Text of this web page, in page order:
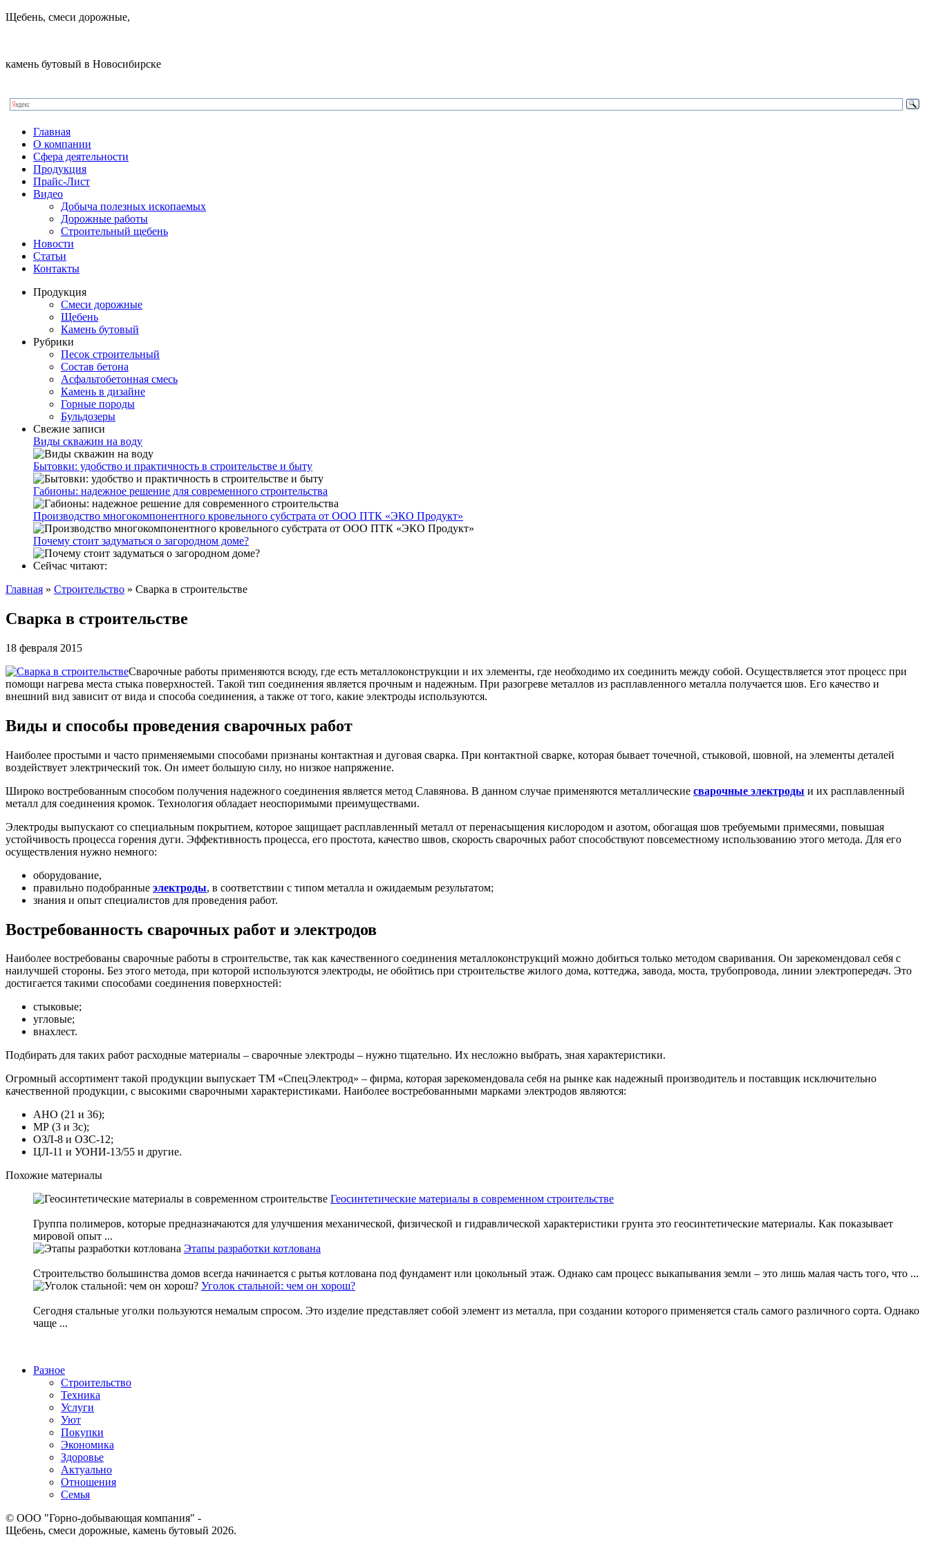
Щебень, смеси дорожные,
камень бутовый в Новосибирске
Главная
О компании
Сфера деятельности
Продукция
Прайс-Лист
Видео
Добыча полезных ископаемых
Дорожные работы
Строительный щебень
Новости
Статьи
Контакты
Продукция
Смеси дорожные
Щебень
Камень бутовый
Рубрики
Песок строительный
Состав бетона
Асфальтобетонная смесь
Камень в дизайне
Горные породы
Бульдозеры
Свежие записи
Виды скважин на воду
Бытовки: удобство и практичность в строительстве и быту
Габионы: надежное решение для современного строительства
Производство многокомпонентного кровельного субстрата от ООО ПТК «ЭКО Продукт»
Почему стоит задуматься о загородном доме?
Сейчас читают:
Главная » Строительство » Сварка в строительстве
Сварка в строительстве
18 февраля 2015
Сварочные работы применяются всюду, где есть металлоконструкции и их элементы, где необходимо их соединить между собой. Осуществляется этот процесс при
помощи нагрева места стыка поверхностей. Такой тип соединения является прочным и надежным. При разогреве металлов из расплавленного металла получается шов. Его качество и
внешний вид зависит от вида и способа соединения, а также от того, какие электроды используются.
Виды и способы проведения сварочных работ
Наиболее простыми и часто применяемыми способами признаны контактная и дуговая сварка. При контактной сварке, которая бывает точечной, стыковой, шовной, на элементы деталей
воздействует электрический ток. Он имеет большую силу, но низкое напряжение.
Широко востребованным способом получения надежного соединения является метод Славянова. В данном случае применяются металлические сварочные электроды и их расплавленный
металл для соединения кромок. Технология обладает неоспоримыми преимуществами.
Электроды выпускают со специальным покрытием, которое защищает расплавленный металл от перенасыщения кислородом и азотом, обогащая шов требуемыми примесями, повышая
устойчивость процесса горения дуги. Эффективность процесса, его простота, качество швов, скорость сварочных работ способствуют повсеместному использованию этого метода. Для его
осуществления нужно немного:
оборудование,
правильно подобранные электроды, в соответствии с типом металла и ожидаемым результатом;
знания и опыт специалистов для проведения работ.
Востребованность сварочных работ и электродов
Наиболее востребованы сварочные работы в строительстве, так как качественного соединения металлоконструкций можно добиться только методом сваривания. Он зарекомендовал себя с
наилучшей стороны. Без этого метода, при которой используются электроды, не обойтись при строительстве жилого дома, коттеджа, завода, моста, трубопровода, линии электропередач. Это
достигается такими способами соединения поверхностей:
стыковые;
угловые;
внахлест.
Подбирать для таких работ расходные материалы – сварочные электроды – нужно тщательно. Их несложно выбрать, зная характеристики.
Огромный ассортимент такой продукции выпускает ТМ «СпецЭлектрод» – фирма, которая зарекомендовала себя на рынке как надежный производитель и поставщик исключительно
качественной продукции, с высокими сварочными характеристиками. Наиболее востребованными марками электродов являются:
АНО (21 и 36);
МР (3 и 3с);
ОЗЛ-8 и ОЗС-12;
ЦЛ-11 и УОНИ-13/55 и другие.
Похожие материалы
Геосинтетические материалы в современном строительстве
Группа полимеров, которые предназначаются для улучшения механической, физической и гидравлической характеристики грунта это геосинтетические материалы. Как показывает
мировой опыт ...
Этапы разработки котлована
Строительство большинства домов всегда начинается с рытья котлована под фундамент или цокольный этаж. Однако сам процесс выкапывания земли – это лишь малая часть того, что ...
Уголок стальной: чем он хорош?
Сегодня стальные уголки пользуются немалым спросом. Это изделие представляет собой элемент из металла, при создании которого применяется сталь самого различного сорта. Однако
чаще ...
Разное
Строительство
Техника
Услуги
Уют
Покупки
Экономика
Здоровье
Актуально
Отношения
Семья
© ООО "Горно-добывающая компания" -
Щебень, смеси дорожные, камень бутовый 2026.